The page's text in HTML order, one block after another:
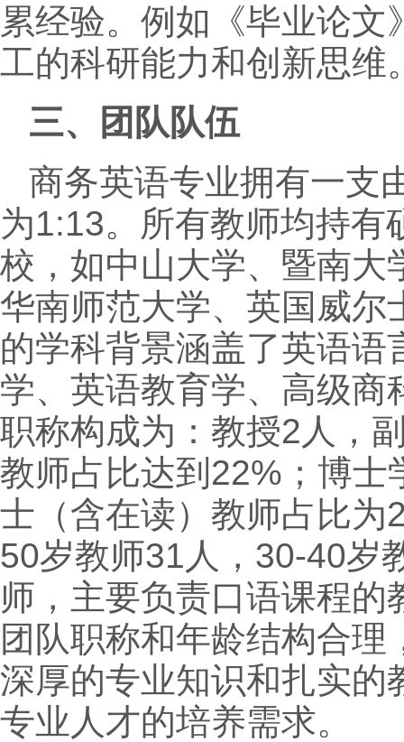
累经验。例如《毕业论
工的科研能力和创新思维
三、团队队伍
商务英语专业拥有一支
为1:13。所有教师均持有
校，如中山大学、暨南大
华南师范大学、英国威尔
的学科背景涵盖了英语
学、英语教育学、高级商
职称构成为：教授2人，
教师占比达到22%；博士
士（含在读）教师占比
50岁教师31人，30-40岁
师，主要负责口语课程
团队职称和年龄结构合
深厚的专业知识和扎实的
专业人才的培养需求。